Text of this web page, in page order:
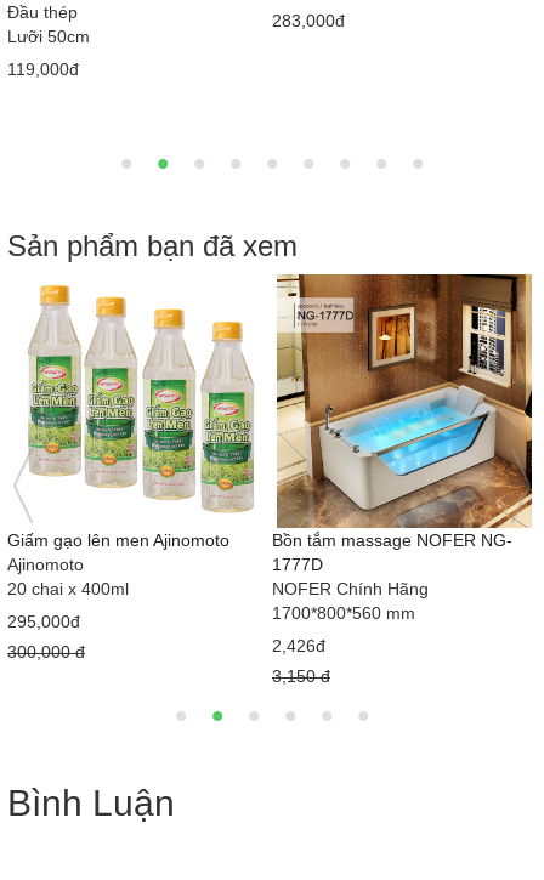
58,000đ
710x380x630 mm
Sản phẩm bạn đã xem
Bồn cầu trẻ em Dolacera
Loại 1
690,000đ
800,000 đ
Giường ngủ bọc nệm phong cách
Châu Âu sang trọng
BY02
1m6 - 1m8 - 2m
5,100,000đ
6,000,000 đ
Bình Luận